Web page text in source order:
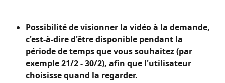
Possibilité de visionner la vidéo à la demande,
c'est-à-dire d'être disponible pendant la
période de temps que vous souhaitez (par
exemple 21/2 - 30/2), afin que l'utilisateur
choisisse quand la regarder.